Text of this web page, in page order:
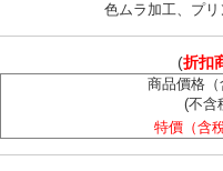
色ムラ加工、プ
(折扣
商品價格（
(不含
特價（含